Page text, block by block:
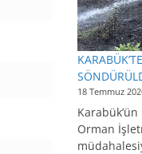
18 Temmuz
Orman